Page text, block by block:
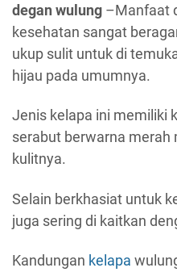
degan wulung –Manfaat
kesehatan sangat
ukup sulit untuk di
hijau pada umumnya.
Jenis kelapa ini memiliki
serabut berwarna merah
kulitnya.
Selain berkhasiat untuk
juga sering di kaitkan
Kandungan kelapa